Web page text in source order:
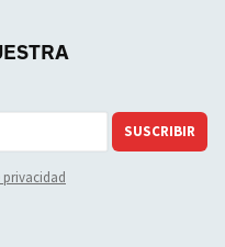
SUSCRIBIR